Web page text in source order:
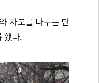
차도를 나누는 단
했다.